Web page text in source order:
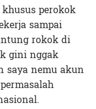
perokok
sampai
rokok di
gini nggak
saya nemu akun